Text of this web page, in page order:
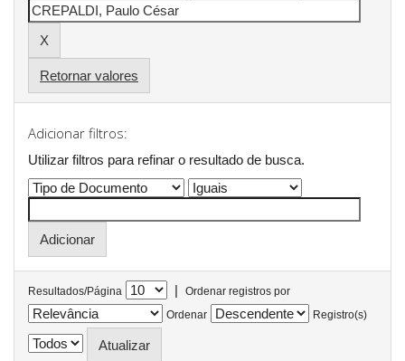
Retornar valores
Adicionar filtros:
Utilizar filtros para refinar o resultado de busca.
Resultados/Página |
Ordenar registros por
Ordenar
Registro(s)